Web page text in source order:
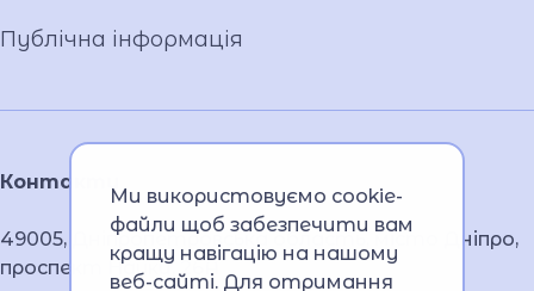
Контакти
49005, Дніпропетровська область, місто Дніпро,
проспект Науки, 26А
Публічна інформація
Ми використовуємо cookie-
файли щоб забезпечити вам
кращу навігацію на нашому
веб-сайті. Для отримання